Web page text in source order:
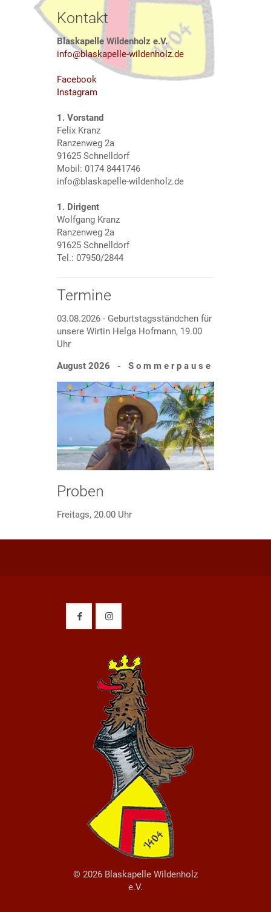
Kontakt
Blaskapelle Wildenholz e.V.
info@blaskapelle-wildenholz.de
Facebook
Instagram
1. Vorstand
Felix Kranz
Ranzenweg 2a
91625 Schnelldorf
Mobil: 0174 8441746
info@blaskapelle-wildenholz.de
1. Dirigent
Wolfgang Kranz
Ranzenweg 2a
91625 Schnelldorf
Tel.: 07950/2844
Termine
03.08.2026 - Geburtstagsständchen für
unsere Wirtin Helga Hofmann, 19.00
Uhr
August 2026 - S o m m e r p a u s e
Proben
Freitags, 20.00 Uhr
© 2026 Blaskapelle Wildenholz
e.V.